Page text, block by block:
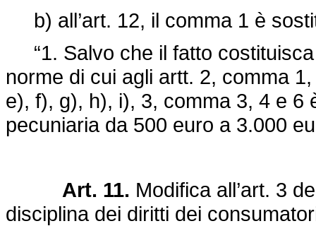
b) all’art. 12, il comma 1 è
“1. Salvo che il fatto
norme di cui agli artt. 2, comma
e), f), g), h), i), 3, comma 3, 4 e 6
pecuniaria da 500 euro a 3.000
Art. 11. Modifica all’art. 3
disciplina dei diritti dei